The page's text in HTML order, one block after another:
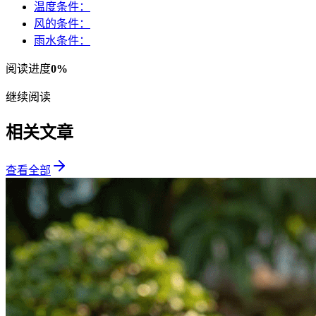
温度条件：
风的条件：
雨水条件：
阅读进度0%
继续阅读
相关文章
查看全部